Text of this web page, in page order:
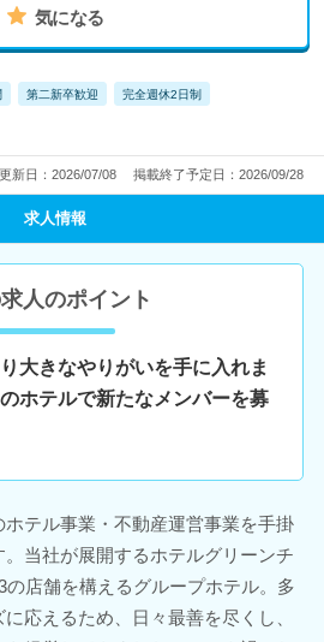
気になる
第二新卒歓迎 完全週休2日制
新日：2026/07/08 掲載終了予定日：2026/09/28
求人情報
人のポイント
大きなやりがいを手に入れま
ホテルで新たなメンバーを募
テル事業・不動産運営事業を手掛
当社が展開するホテルグリーンチ
の店舗を構えるグループホテル。多
応えるため、日々最善を尽くし、